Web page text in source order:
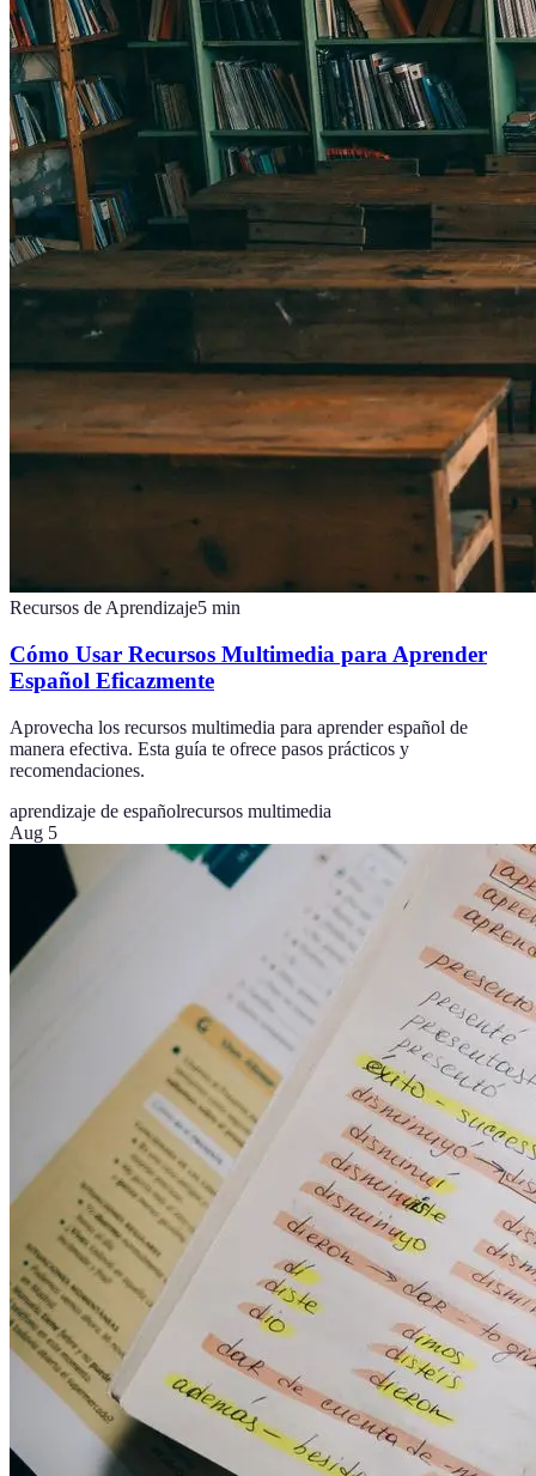
Recursos de Aprendizaje5 min
Cómo Usar Recursos Multimedia para Aprender
Español Eficazmente
Aprovecha los recursos multimedia para aprender español de
manera efectiva. Esta guía te ofrece pasos prácticos y
recomendaciones.
aprendizaje de españolrecursos multimedia
Aug 5